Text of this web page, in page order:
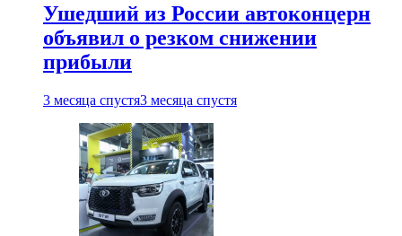
Ушедший из России автоконцерн
объявил о резком снижении
прибыли
3 месяца спустя3 месяца спустя